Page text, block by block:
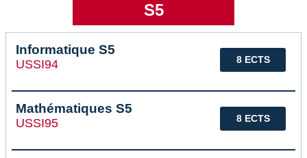
S5
8 ECTS
Informatique S5
USSI94
8 ECTS
Mathématiques S5
USSI95